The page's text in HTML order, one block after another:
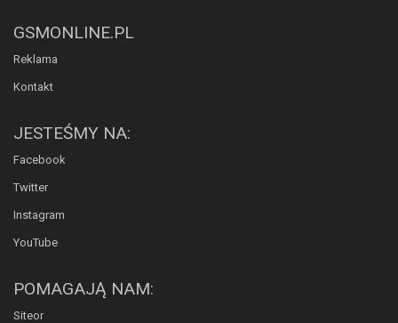
GSMONLINE.PL
Reklama
Kontakt
JESTEŚMY NA:
Facebook
Twitter
Instagram
YouTube
POMAGAJĄ NAM:
Siteor